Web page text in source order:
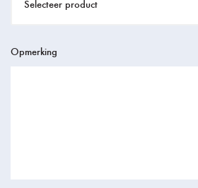
Selecteer product
Opmerking